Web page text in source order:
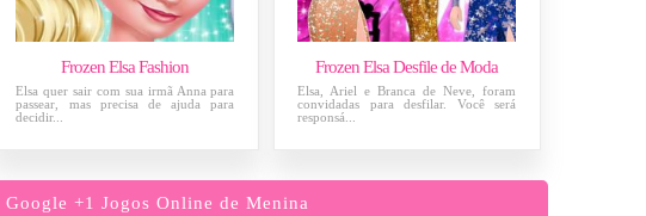
Frozen Elsa Fashion
Elsa quer sair com sua irmã Anna para
passear, mas precisa de ajuda para
decidir...
Frozen Elsa Desfile de Moda
Elsa, Ariel e Branca de Neve, foram
convidadas para desfilar. Você será
responsá...
Google +1 Jogos Online de Menina